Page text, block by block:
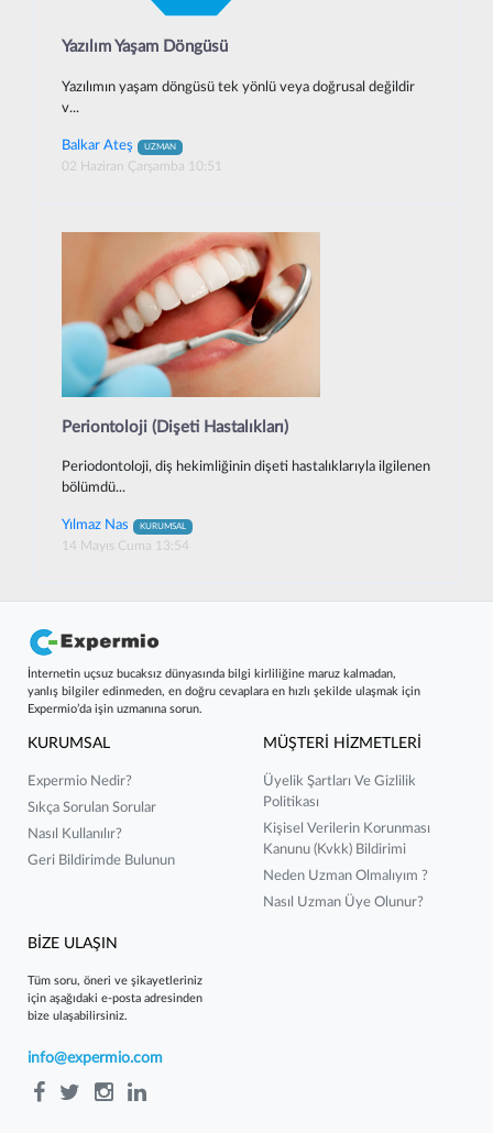
Yazılım Yaşam Döngüsü
Yazılımın yaşam döngüsü tek yönlü veya doğrusal değildir
v...
Balkar Ateş UZMAN
02 Haziran Çarşamba 10:51
Periontoloji (Dişeti Hastalıkları)
Periodontoloji, diş hekimliğinin dişeti hastalıklarıyla ilgilenen
bölümdü...
Yılmaz Nas KURUMSAL
14 Mayıs Cuma 13:54
İnternetin uçsuz bucaksız dünyasında bilgi kirliliğine maruz kalmadan,
yanlış bilgiler edinmeden, en doğru cevaplara en hızlı şekilde ulaşmak için
Expermio’da işin uzmanına sorun.
KURUMSAL
Expermio Nedir?
Sıkça Sorulan Sorular
Nasıl Kullanılır?
Geri Bildirimde Bulunun
MÜŞTERİ HİZMETLERİ
Üyelik Şartları Ve Gizlilik
Politikası
Kişisel Verilerin Korunması
Kanunu (kvkk) Bildirimi
Neden Uzman Olmalıyım ?
Nasıl Uzman Üye Olunur?
BİZE ULAŞIN
Tüm soru, öneri ve şikayetleriniz
için aşağıdaki e-posta adresinden
bize ulaşabilirsiniz.
info@expermio.com